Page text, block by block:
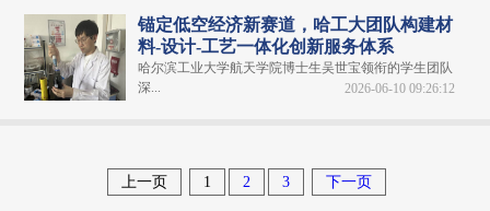
锚定低空经济新赛道，哈工大团队构建材
料-设计-工艺一体化创新服务体系
哈尔滨工业大学航天学院博士生吴世宝领衔的学生团队
深...
2026-06-10 09:26:12
上一页 1 2 3 下一页